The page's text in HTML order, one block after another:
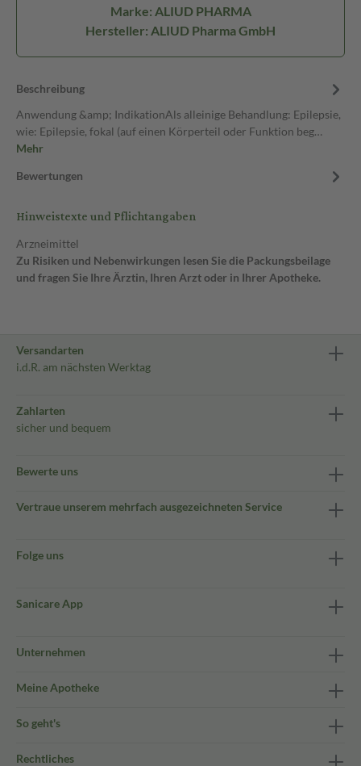
Marke: ALIUD PHARMA
Hersteller: ALIUD Pharma GmbH
Beschreibung
Anwendung &amp; IndikationAls alleinige Behandlung: Epilepsie,
wie: Epilepsie, fokal (auf einen Körperteil oder Funktion beg…
Mehr
Bewertungen
Hinweistexte und Pflichtangaben
Arzneimittel
Zu Risiken und Nebenwirkungen lesen Sie die Packungsbeilage
und fragen Sie Ihre Ärztin, Ihren Arzt oder in Ihrer Apotheke.
Versandarten
i.d.R. am nächsten Werktag
Zahlarten
sicher und bequem
Bewerte uns
Vertraue unserem mehrfach ausgezeichneten Service
Folge uns
Sanicare App
Unternehmen
Meine Apotheke
So geht's
Rechtliches